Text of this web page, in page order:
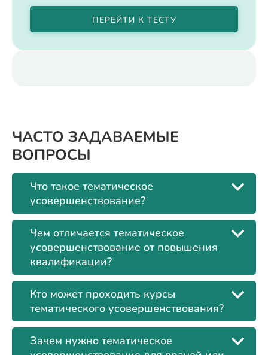
ПЕРЕЙТИ К ТЕСТУ
ЧАСТО ЗАДАВАЕМЫЕ
ВОПРОСЫ
Что такое тематическое
усовершенствование?
Чем отличается тематическое
усовершенствование от повышения
квалификации?
Кто может проходить курсы
тематического усовершенствования?
Зачем нужно тематическое